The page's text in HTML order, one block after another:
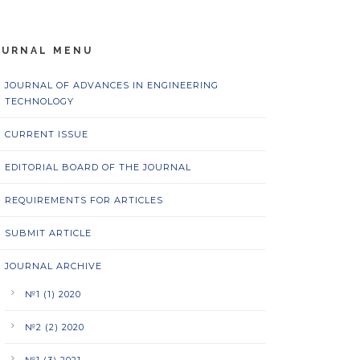
MENU
JOURNAL OF ADVANCES IN ENGINEERING
TECHNOLOGY
CURRENT ISSUE
EDITORIAL BOARD OF THE JOURNAL
REQUIREMENTS FOR ARTICLES
SUBMIT ARTICLE
JOURNAL ARCHIVE
№1 (1) 2020
№2 (2) 2020